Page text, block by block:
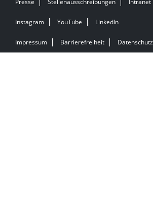
Presse Stellenausschreibungen Intranet
Instagram YouTube LinkedIn
Impressum Barrierefreiheit Datenschutz